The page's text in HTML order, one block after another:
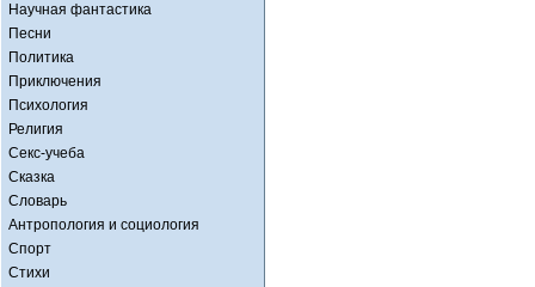
Научная фантастика
Песни
Политика
Приключения
Психология
Религия
Секс-учеба
Сказка
Словарь
Антропология и социология
Спорт
Стихи